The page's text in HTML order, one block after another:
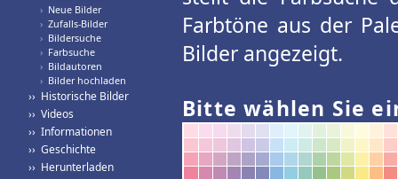
› Neue Bilder
› Zufalls-Bilder
› Bildersuche
› Farbsuche
› Bildautoren
› Bilder hochladen
›› Historische Bilder
›› Videos
›› Informationen
›› Geschichte
›› Herunterladen
Farbtöne aus der
Bilder angezeigt.
Bitte wählen Sie